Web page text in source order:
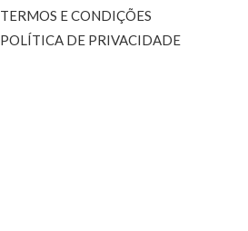
TERMOS E CONDIÇÕES
POLÍTICA DE PRIVACIDADE